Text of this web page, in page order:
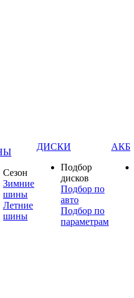
Сезон
Зимние
шины
Летние
шины
ДИСКИ
Подбор
дисков
Подбор по
авто
Подбор по
параметрам
АКБ